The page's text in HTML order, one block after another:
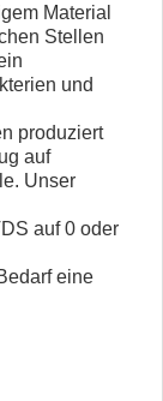
Material
Stellen
und
produziert
auf
Unser
auf 0 oder
eine